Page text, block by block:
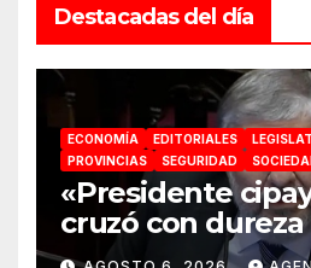
Destacadas del día
ECONOMÍA EDITORIALES
PROVINCIAS
SEGURIDAD
«Presidente
cruzó con dureza
advirtió sobre un